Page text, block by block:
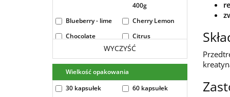
400g
Blueberry - lime
Cherry Lemon
Chocolate
Citrus
Cytryna
Fruit punch
Ice Tea
Ice tea -
brzoskwinia
Lemon
WYCZYŚĆ
Wielkość opakowania
30 kapsułek
60 kapsułek